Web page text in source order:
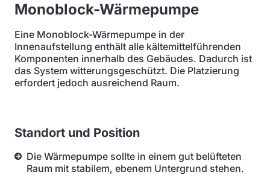
Monoblock-Wärmepumpe
Eine Monoblock-Wärmepumpe in der
Innenaufstellung enthält alle kältemittelführenden
Komponenten innerhalb des Gebäudes. Dadurch ist
das System witterungsgeschützt. Die Platzierung
erfordert jedoch ausreichend Raum.
Standort und Position
Die Wärmepumpe sollte in einem gut belüfteten
Raum mit stabilem, ebenem Untergrund stehen.